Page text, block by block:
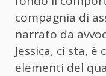
compagnia di
narrato da
Jessica, ci sta,
elementi del